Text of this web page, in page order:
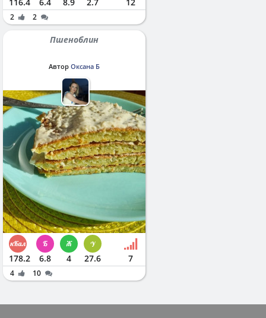
2 2
Пшеноблин
Автор Оксана Б
178.2 6.8 4 27.6 7
4 10